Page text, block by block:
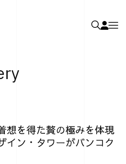
想を得た贅の極みを体現
イン・タワーがバンコク